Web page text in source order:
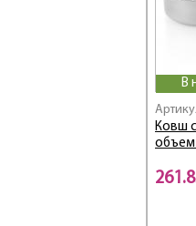
В
Ковш с
объем